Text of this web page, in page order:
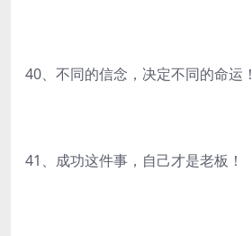
40、不同的信念，决定不同的命运！
41、成功这件事，自己才是老板！